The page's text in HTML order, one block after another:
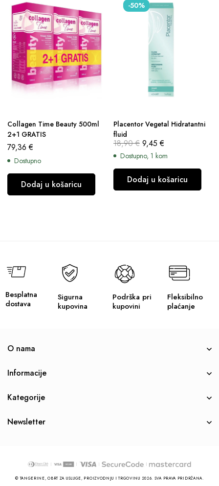
Collagen Time Beauty 500ml
2+1 GRATIS
79,36€
Dostupno
Dodaj u košaricu
-50%
Placentor Vegetal Hidratantni
fluid
18,90€ 9,45€
Dostupno, 1 kom
Dodaj u košaricu
Besplatna
dostava
Sigurna
kupovina
Podrška pri
kupovini
Fleksibilno
plaćanje
O nama
Informacije
Kategorije
Newsletter
© TANGERINE, OBRT ZA USLUGE, PROIZVODNJU I TRGOVINU 2026. SVA PRAVA PRIDRŽANA.